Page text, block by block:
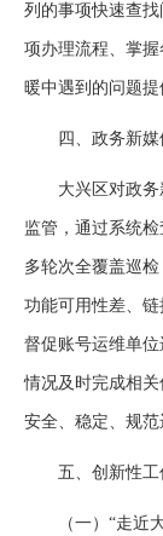
列的事项快速查
项办理流程、掌
暖中遇到的问题提
四、政务新媒
大兴区对政务新
监管，通过系统
多轮次全覆盖巡
功能可用性差、
督促账号运维单
情况及时完成相
安全、稳定、规范
五、创新性工
（一）“走近大